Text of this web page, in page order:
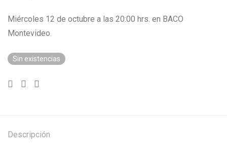
Miércoles 12 de octubre a las 20:00 hrs. en BACO
Montevideo.
Sin existencias
Descripción